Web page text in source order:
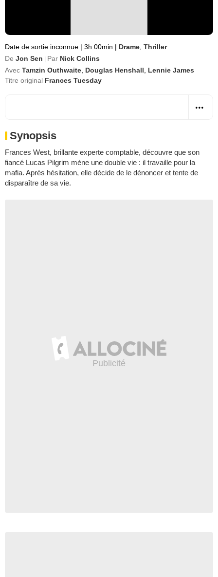
Date de sortie inconnue | 3h 00min | Drame Thriller
De Jon Sen Par Nick Collins
Avec Tamzin Outhwaite Douglas Henshall
Lennie James
Titre original Frances Tuesday
Synopsis
Frances West, brillante experte comptable, découvre que son
fiancé Lucas Pilgrim mène une double vie : il travaille pour la
mafia. Après hésitation, elle décide de le dénoncer et tente de
disparaître de sa vie.